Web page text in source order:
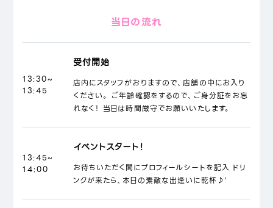
当日の流れ
13:30~
13:45
受付開始
店内にスタッフがおりますので、店舗の中にお入り
ください。 ご年齢確認をするので、ご身分証をお忘
れなく！ 当日は時間厳守でお願いいたします。
13:45~
14:00
イベントスタート！
お待ちいただく間にプロフィールシートを記入 ドリ
ンクが来たら、本日の素敵な出逢いに乾杯♪'